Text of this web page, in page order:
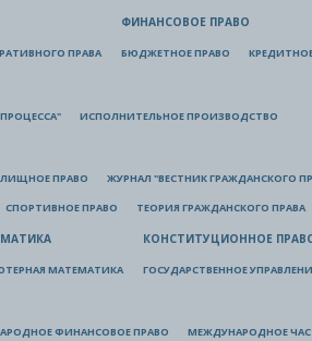
ПРАВА
ФИНАНСОВОЕ ПРАВО
БЮДЖЕТНОЕ ПРАВО
ИСПОЛНИТЕЛЬНОЕ ПРОИЗВОДСТВО
ПРАВО ЖУРНАЛ "ВЕСТНИК ГРАЖДАНСКОГО
СПОРТИВНОЕ ПРАВО ТЕОРИЯ ГРАЖДАНСКОГО ПРАВА
МАТЕМАТИКА
КОНСТИТУЦИОННОЕ
ГОСУДАРСТВЕННОЕ
ФИНАНСОВОЕ ПРАВО МЕЖДУНАРОДНОЕ